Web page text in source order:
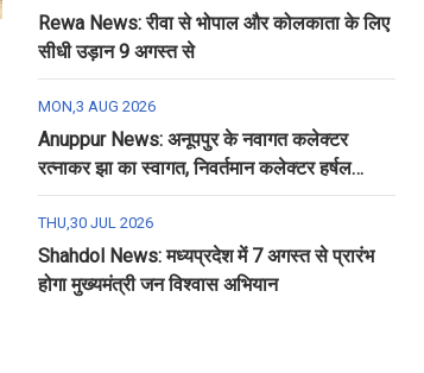
Rewa News: रीवा से भोपाल और कोलकाता के लिए
सीधी उड़ान 9 अगस्त से
MON,3 AUG 2026
Anuppur News: अनूपपुर के नवागत कलेक्टर
रत्नाकर झा का स्वागत, निवर्तमान कलेक्टर हर्षल
पंचोली को दी गई विदाई
THU,30 JUL 2026
Shahdol News: मध्यप्रदेश में 7 अगस्त से प्रारंभ
होगा मुख्यमंत्री जन विश्वास अभियान